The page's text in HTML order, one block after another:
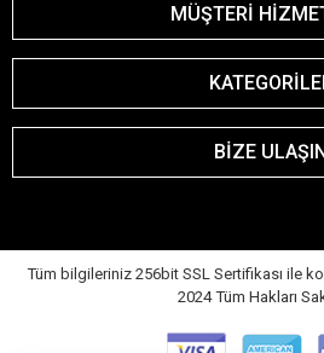
MÜŞTERİ
BİZE
Tüm bilgileriniz 256bit SSL Sertifikası ile
2024 Tüm Hakları